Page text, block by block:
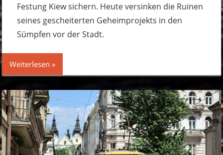
Festung Kiew sichern. Heute versinken die Ruinen
seines gescheiterten Geheimprojekts in den
Sümpfen vor der Stadt.
Weiterlesen